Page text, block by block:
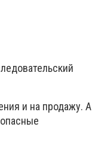
и на продажу. А